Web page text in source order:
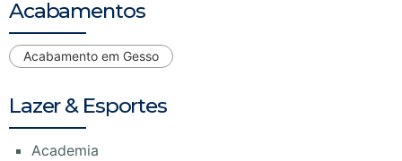
Acabamentos
Acabamento em Gesso
Lazer & Esportes
Academia